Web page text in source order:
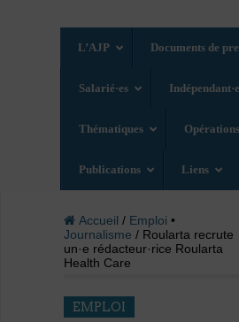
L’AJP Documents de
Salarié·es
Thématiques Opérations
Publications Liens
Accueil / Emploi •
Journalisme / Roularta recrute
un·e rédacteur·rice Roularta
Health Care
EMPLOI